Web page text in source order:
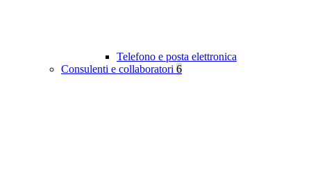
Telefono e posta elettronica
Consulenti e collaboratori 6